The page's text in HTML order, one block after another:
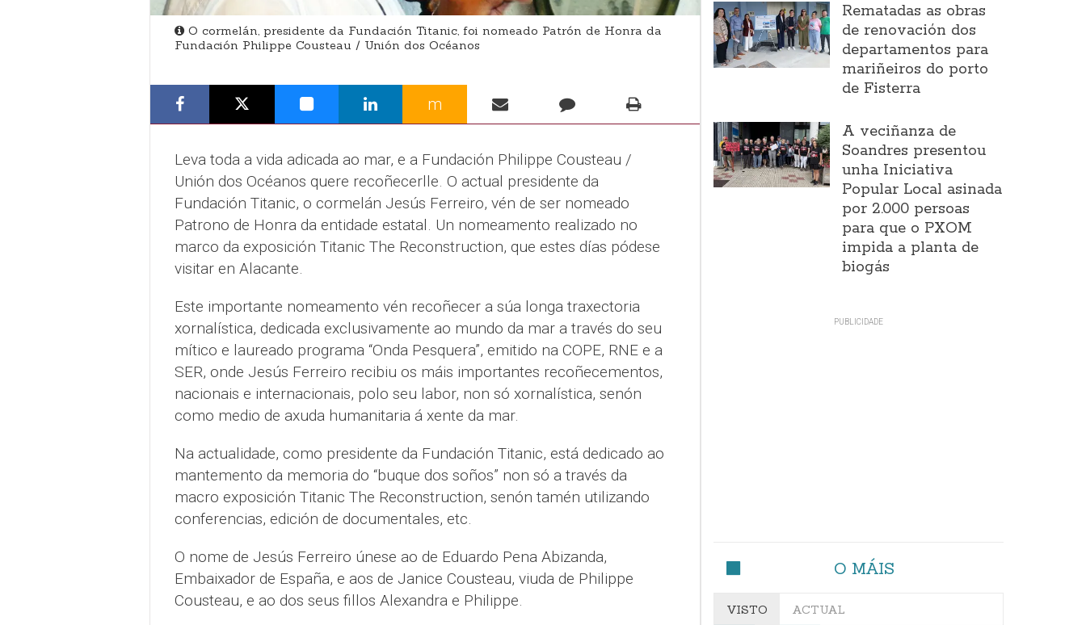
O cormelán, presidente da Fundación Titanic, foi nomeado Patrón de Honra da
Fundación Philippe Cousteau / Unión dos Océanos
m
Leva toda a vida adicada ao mar, e a Fundación Philippe Cousteau /
Unión dos Océanos quere recoñecerlle. O actual presidente da
Fundación Titanic, o cormelán Jesús Ferreiro, vén de ser nomeado
Patrono de Honra da entidade estatal. Un nomeamento realizado no
marco da exposición Titanic The Reconstruction, que estes días pódese
visitar en Alacante.
Este importante nomeamento vén recoñecer a súa longa traxectoria
xornalística, dedicada exclusivamente ao mundo da mar a través do seu
mítico e laureado programa “Onda Pesquera”, emitido na COPE, RNE e a
SER, onde Jesús Ferreiro recibiu os máis importantes recoñecementos,
nacionais e internacionais, polo seu labor, non só xornalística, senón
como medio de axuda humanitaria á xente da mar.
Na actualidade, como presidente da Fundación Titanic, está dedicado ao
mantemento da memoria do “buque dos soños” non só a través da
macro exposición Titanic The Reconstruction, senón tamén utilizando
conferencias, edición de documentales, etc.
O nome de Jesús Ferreiro únese ao de Eduardo Pena Abizanda,
Embaixador de España, e aos de Janice Cousteau, viuda de Philippe
Cousteau, e ao dos seus fillos Alexandra e Philippe.
Rematadas as obras
de renovación dos
departamentos para
mariñeiros do porto
de Fisterra
A veciñanza de
Soandres presentou
unha Iniciativa
Popular Local asinada
por 2.000 persoas
para que o PXOM
impida a planta de
biogás
O MÁIS
VISTO ACTUAL